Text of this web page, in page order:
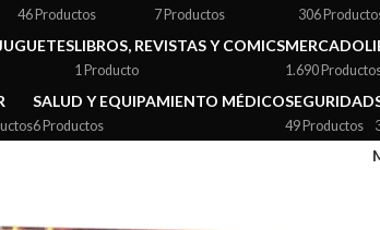
46 Productos 7 Productos 306
LIBROS, REVISTAS Y COMICS
1 Producto 1.690
SALUD Y EQUIPAMIENTO MÉDICO
6 Productos
SEGURIDAD
49 Productos